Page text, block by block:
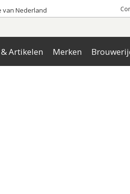
van Nederland
Artikelen Merken